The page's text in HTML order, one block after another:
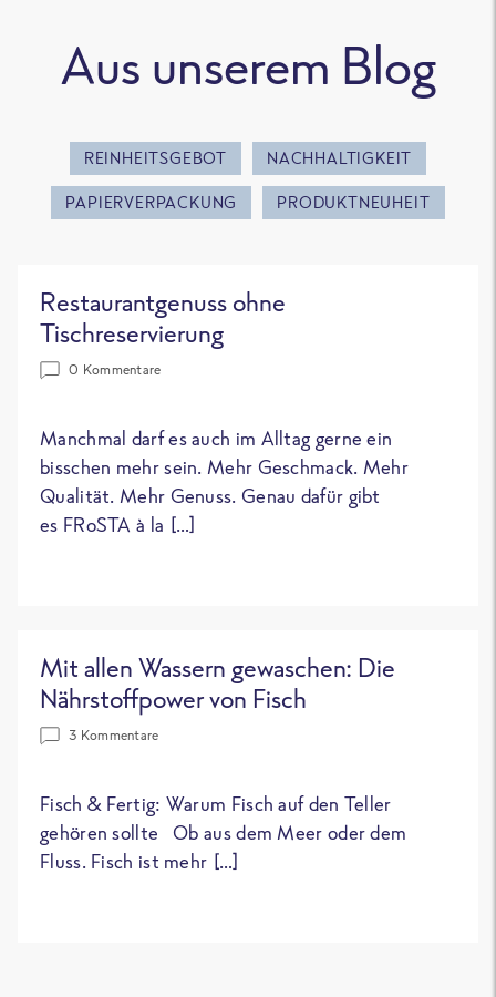
Aus unserem Blog
REINHEITSGEBOT NACHHALTIGKEIT
PAPIERVERPACKUNG PRODUKTNEUHEIT
Restaurantgenuss ohne
Tischreservierung
0 Kommentare
Manchmal darf es auch im Alltag gerne ein
bisschen mehr sein. Mehr Geschmack. Mehr
Qualität. Mehr Genuss. Genau dafür gibt
es FRoSTA à la […]
Mit allen Wassern gewaschen: Die
Nährstoffpower von Fisch
3 Kommentare
Fisch & Fertig: Warum Fisch auf den Teller
gehören sollte Ob aus dem Meer oder dem
Fluss. Fisch ist mehr […]